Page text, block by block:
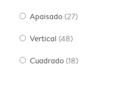
Apaisado (27)
Vertical (48)
Cuadrado (18)